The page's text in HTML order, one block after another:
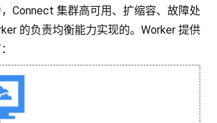
Connect 集群高可用、扩缩容、故障处
的负责均衡能力实现的。Worker 提供